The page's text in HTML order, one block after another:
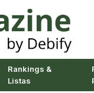
Rankings &
Listas